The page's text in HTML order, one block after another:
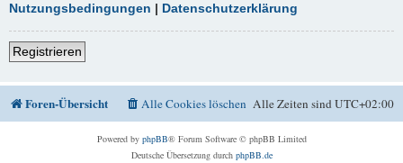
Nutzungsbedingungen | Datenschutzerklärung
Registrieren
Foren-Übersicht Alle Zeiten sindUTC+02:00
Alle Cookies löschen
Powered by phpBB® Forum Software © phpBB Limited
Deutsche Übersetzung durch phpBB.de